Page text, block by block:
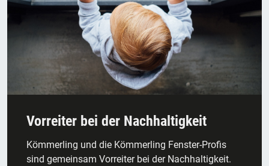
Vorreiter bei der Nachhaltigkeit
Kömmerling und die Kömmerling Fenster-Profis
sind gemeinsam Vorreiter bei der Nachhaltigkeit.